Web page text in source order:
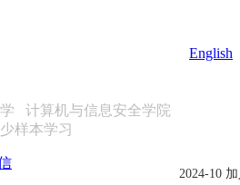
English
计算机与信息安全学院
样本学习
2024-10